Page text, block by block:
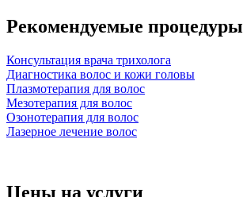
Рекомендуемые процедуры
Консультация врача трихолога
Диагностика волос и кожи головы
Плазмотерапия для волос
Мезотерапия для волос
Озонотерапия для волос
Лазерное лечение волос
Цены на услуги